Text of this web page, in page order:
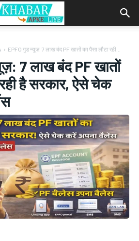
EPFO गुड न्यूज़: 7 लाख बंद PF खातों का पैसा लौटा रही...
7 लाख बंद PF खातों
है सरकार, ऐसे चेक